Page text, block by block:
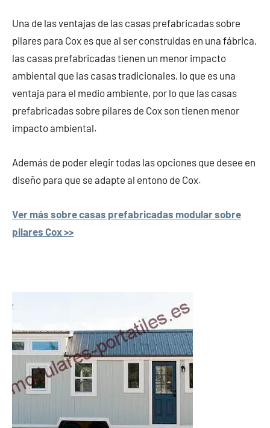
Una de las ventajas de las casas prefabricadas sobre
pilares para Cox es que al ser construidas en una fábrica,
las casas prefabricadas tienen un menor impacto
ambiental que las casas tradicionales, lo que es una
ventaja para el medio ambiente, por lo que las casas
prefabricadas sobre pilares de Cox son tienen menor
impacto ambiental.
Además de poder elegir todas las opciones que desee en
diseño para que se adapte al entono de Cox.
Ver más sobre casas prefabricadas modular sobre
pilares Cox >>